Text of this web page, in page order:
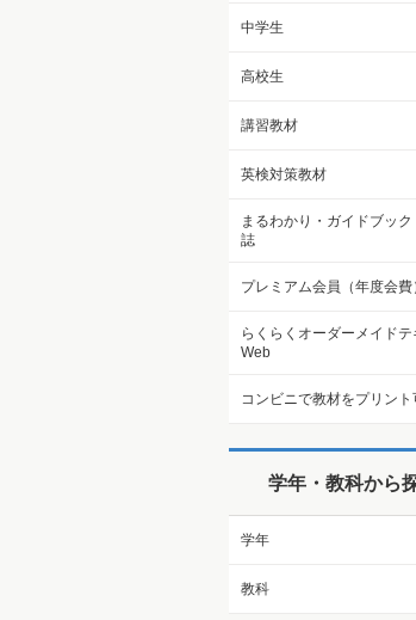
中学生
高校生
講習教材
英検対策教材
まるわかり・ガイドブック
誌
プレミアム会員（年度会費
らくらくオーダーメイドテ
Web
コンビニで教材をプリント
学年・教科から
学年
教科